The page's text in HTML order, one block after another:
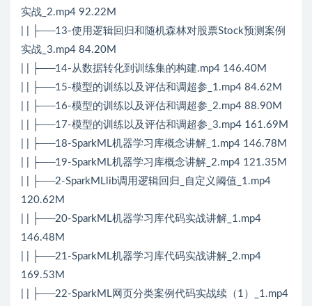
实战_2.mp4 92.22M
| | ├──13-使用逻辑回归和随机森林对股票Stock预测案例
实战_3.mp4 84.20M
| | ├──14-从数据转化到训练集的构建.mp4 146.40M
| | ├──15-模型的训练以及评估和调超参_1.mp4 84.62M
| | ├──16-模型的训练以及评估和调超参_2.mp4 88.90M
| | ├──17-模型的训练以及评估和调超参_3.mp4 161.69M
| | ├──18-SparkML机器学习库概念讲解_1.mp4 146.78M
| | ├──19-SparkML机器学习库概念讲解_2.mp4 121.35M
| | ├──2-SparkMLlib调用逻辑回归_自定义阈值_1.mp4
120.62M
| | ├──20-SparkML机器学习库代码实战讲解_1.mp4
146.48M
| | ├──21-SparkML机器学习库代码实战讲解_2.mp4
169.53M
| | ├──22-SparkML网页分类案例代码实战续（1）_1.mp4